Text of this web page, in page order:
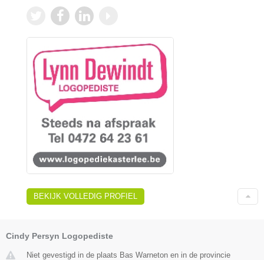
BEKIJK VOLLEDIG PROFIEL
Cindy Persyn Logopediste
Niet gevestigd in de plaats Bas Warneton en in de provincie